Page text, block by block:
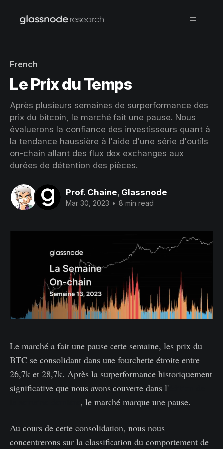
French
Le Prix du Temps
Après plusieurs semaines de surperformance des
prix du bitcoin, le marché fait une pause. Nous
évaluerons la confiance des investisseurs quant à
la tendance haussière à l'aide d'une série d'outils
on-chain allant des flux dex exchanges aux
durées de détention des pièces.
Prof. Chaine, Glassnode
Mar 30, 2023 • 8 min read
Le marché a fait une pause cette semaine, les prix du
BTC se consolidant dans une fourchette étroite entre
26,7k et 28,7k. Après la surperformance historiquement
significative que nous avons couverte dans l'
, le marché marque une pause.
Au cours de cette consolidation, nous nous
concentrerons sur la classification du comportement de